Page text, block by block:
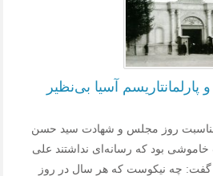
آسیا بی‌نظیر
روز مجلس و شهادت سید حسن
بود که رسانه‌ای نداشتند علی
گفت: چه نیکوست که هر سال در روز